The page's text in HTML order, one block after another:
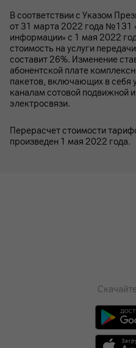
В соответствии с Указом
от 31 марта 2022 года №131
информации» с 1 мая 2022
стоимость на услуги
составит 26%. Изменение
абонентской плате
пакетов, включающих в себя
каналам сотовой подвижной
электросвязи.
Перерасчет стоимости
произведен 1 мая 2022 года.